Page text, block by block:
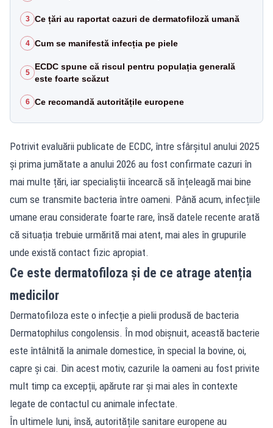
3 Ce țări au raportat cazuri de dermatofiloză umană
4 Cum se manifestă infecția pe piele
5
ECDC spune că riscul pentru populația generală
este foarte scăzut
6 Ce recomandă autoritățile europene
Potrivit evaluării publicate de ECDC, între sfârșitul anului 2025
și prima jumătate a anului 2026 au fost confirmate cazuri în
mai multe țări, iar specialiștii încearcă să înțeleagă mai bine
cum se transmite bacteria între oameni. Până acum, infecțiile
umane erau considerate foarte rare, însă datele recente arată
că situația trebuie urmărită mai atent, mai ales în grupurile
unde există contact fizic apropiat.
Ce este dermatofiloza și de ce atrage atenția
medicilor
Dermatofiloza este o infecție a pielii produsă de bacteria
Dermatophilus congolensis. În mod obișnuit, această bacterie
este întâlnită la animale domestice, în special la bovine, oi,
capre și cai. Din acest motiv, cazurile la oameni au fost privite
mult timp ca excepții, apărute rar și mai ales în contexte
legate de contactul cu animale infectate.
În ultimele luni, însă, autoritățile sanitare europene au